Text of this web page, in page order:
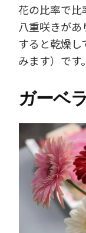
花の比率で比
八重咲きがあ
すると乾燥
みます）です
ガーベ